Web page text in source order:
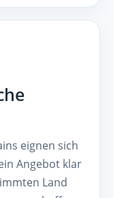
eignen sich
Angebot klar
Land